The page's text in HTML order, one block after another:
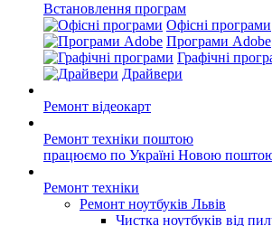
Встановлення програм
Офісні програми
Програми Adobe
Графічні
Драйвери
Ремонт відеокарт
Ремонт техніки поштою
працюємо по Україні Новою
Ремонт техніки
Ремонт ноутбуків Львів
Чистка ноутбуків від